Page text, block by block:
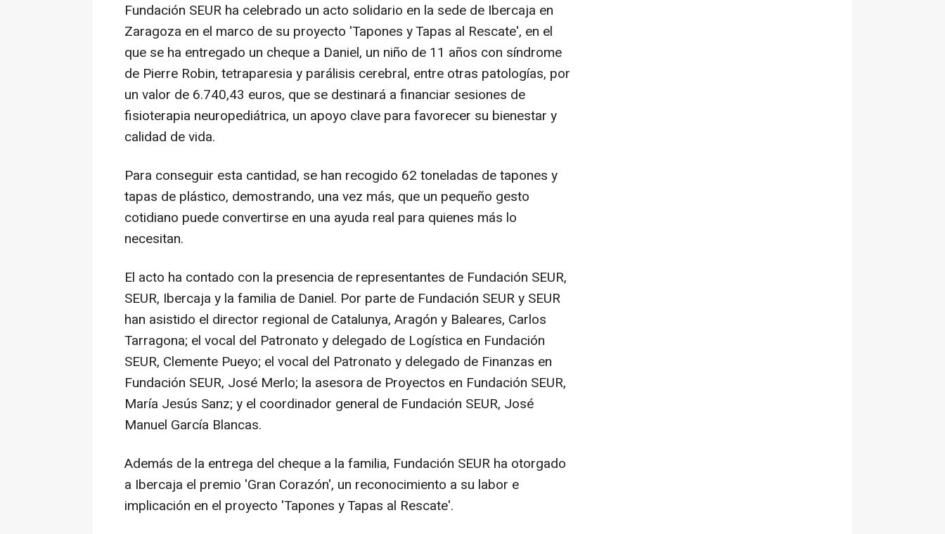
Fundación SEUR ha celebrado un acto solidario en la sede de Ibercaja en
Zaragoza en el marco de su proyecto 'Tapones y Tapas al Rescate', en el
que se ha entregado un cheque a Daniel, un niño de 11 años con síndrome
de Pierre Robin, tetraparesia y parálisis cerebral, entre otras patologías, por
un valor de 6.740,43 euros, que se destinará a financiar sesiones de
fisioterapia neuropediátrica, un apoyo clave para favorecer su bienestar y
calidad de vida.
Para conseguir esta cantidad, se han recogido 62 toneladas de tapones y
tapas de plástico, demostrando, una vez más, que un pequeño gesto
cotidiano puede convertirse en una ayuda real para quienes más lo
necesitan.
El acto ha contado con la presencia de representantes de Fundación SEUR,
SEUR, Ibercaja y la familia de Daniel. Por parte de Fundación SEUR y SEUR
han asistido el director regional de Catalunya, Aragón y Baleares, Carlos
Tarragona; el vocal del Patronato y delegado de Logística en Fundación
SEUR, Clemente Pueyo; el vocal del Patronato y delegado de Finanzas en
Fundación SEUR, José Merlo; la asesora de Proyectos en Fundación SEUR,
María Jesús Sanz; y el coordinador general de Fundación SEUR, José
Manuel García Blancas.
Además de la entrega del cheque a la familia, Fundación SEUR ha otorgado
a Ibercaja el premio 'Gran Corazón', un reconocimiento a su labor e
implicación en el proyecto 'Tapones y Tapas al Rescate'.